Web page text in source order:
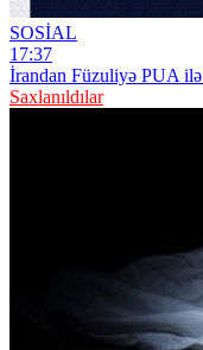
SOSİAL
17:37
İrandan Füzuliyə PUA
Saxlanıldılar